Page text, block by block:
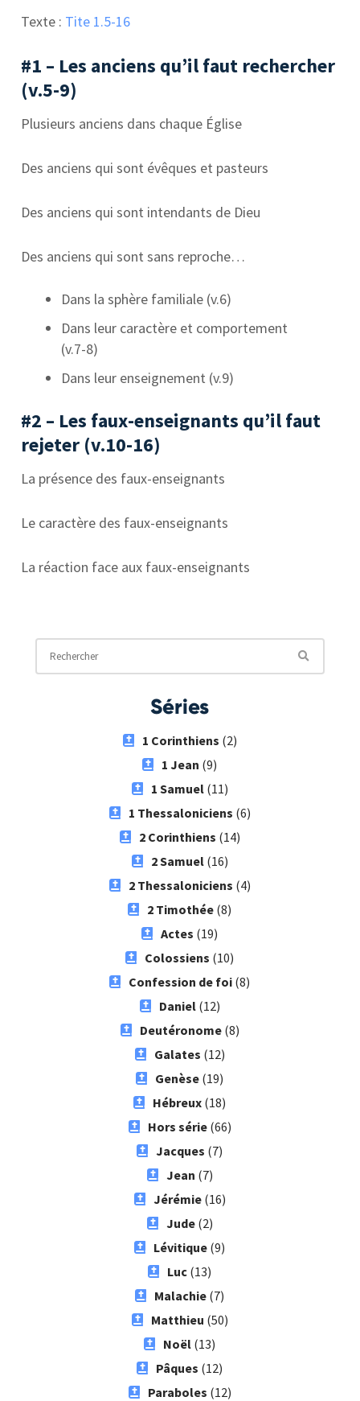
Texte : Tite 1.5-16
#1 – Les anciens qu’il faut rechercher
(v.5-9)
Plusieurs anciens dans chaque Église
Des anciens qui sont évêques et pasteurs
Des anciens qui sont intendants de Dieu
Des anciens qui sont sans reproche…
Dans la sphère familiale (v.6)
Dans leur caractère et comportement
(v.7-8)
Dans leur enseignement (v.9)
#2 – Les faux-enseignants qu’il faut
rejeter (v.10-16)
La présence des faux-enseignants
Le caractère des faux-enseignants
La réaction face aux faux-enseignants
Séries
1 Corinthiens (2)
1 Jean (9)
1 Samuel(11)
1 Thessaloniciens (6)
2 Corinthiens (14)
2 Samuel(16)
2 Thessaloniciens (4)
2 Timothée (8)
Actes (19)
Colossiens (10)
Confession de foi (8)
Daniel(12)
Deutéronome(8)
Galates (12)
Genèse (19)
Hébreux (18)
Hors série(66)
Jacques (7)
Jean (7)
Jérémie(16)
Jude(2)
Lévitique (9)
Luc (13)
Malachie (7)
Matthieu (50)
Noël (13)
Pâques (12)
Paraboles (12)